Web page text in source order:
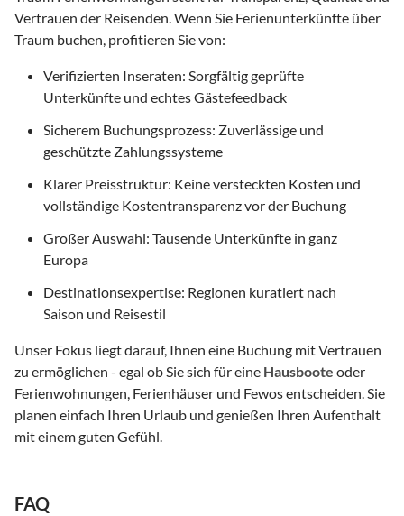
Vertrauen der Reisenden. Wenn Sie Ferienunterkünfte über
Traum buchen, profitieren Sie von:
Verifizierten Inseraten: Sorgfältig geprüfte
Unterkünfte und echtes Gästefeedback
Sicherem Buchungsprozess: Zuverlässige und
geschützte Zahlungssysteme
Klarer Preisstruktur: Keine versteckten Kosten und
vollständige Kostentransparenz vor der Buchung
Großer Auswahl: Tausende Unterkünfte in ganz
Europa
Destinationsexpertise: Regionen kuratiert nach
Saison und Reisestil
Unser Fokus liegt darauf, Ihnen eine Buchung mit Vertrauen
zu ermöglichen - egal ob Sie sich für eine Hausboote oder
Ferienwohnungen, Ferienhäuser und Fewos entscheiden. Sie
planen einfach Ihren Urlaub und genießen Ihren Aufenthalt
mit einem guten Gefühl.
FAQ